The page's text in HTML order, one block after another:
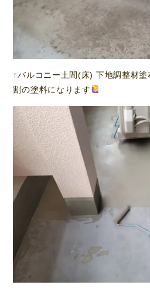
↑バルコニー土間(床) 下地調整材
割の塗料になります